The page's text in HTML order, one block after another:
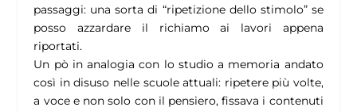
passaggi: una sorta di “ripetizione dello stimolo” se
posso azzardare il richiamo ai lavori appena
riportati.
Un pò in analogia con lo studio a memoria andato
così in disuso nelle scuole attuali: ripetere più volte,
a voce e non solo con il pensiero, fissava i contenuti